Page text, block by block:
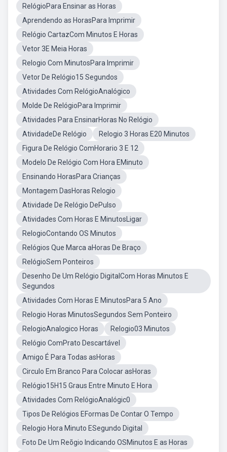
RelógioPara Ensinar as Horas
Aprendendo as HorasPara Imprimir
Relógio CartazCom Minutos E Horas
Vetor 3E Meia Horas
Relogio Com MinutosPara Imprimir
Vetor De Relógio15 Segundos
Atividades Com RelógioAnalógico
Molde De RelógioPara Imprimir
Atividades Para EnsinarHoras No Relógio
AtividadeDe Relógio
Relogio 3 Horas E20 Minutos
Figura De Relógio ComHorario 3 E 12
Modelo De Relógio Com Hora EMinuto
Ensinando HorasPara Crianças
Montagem DasHoras Relogio
Atividade De Relógio DePulso
Atividades Com Horas E MinutosLigar
RelogioContando OS Minutos
Relógios Que Marca aHoras De Braço
RelógioSem Ponteiros
Desenho De Um Relógio DigitalCom Horas Minutos E
Segundos
Atividades Com Horas E MinutosPara 5 Ano
Relogio Horas MinutosSegundos Sem Ponteiro
RelogioAnalogico Horas
Relogio03 Minutos
Relógio ComPrato Descartável
Amigo É Para Todas asHoras
Circulo Em Branco Para Colocar asHoras
Relógio15H15 Graus Entre Minuto E Hora
Atividades Com RelógioAnalógic0
Tipos De Relógios EFormas De Contar O Tempo
Relogio Hora Minuto ESegundo Digital
Foto De Um Reõgio Indicando OSMinutos E as Horas